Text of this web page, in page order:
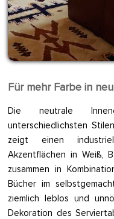
Für mehr Farbe in
Die neutrale
unterschiedlichsten
zeigt einen
Akzentflächen in Weiß,
zusammen in
Bücher im
ziemlich leblos und
Dekoration des